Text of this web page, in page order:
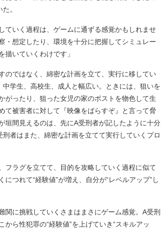
。
ていく過程は、ゲームに通ずる感覚かもしれませ
・想定したり、環境を十分に把握してシミュレー
描いていくわけです」
ではなく、綿密な計画を立て、実行に移してい
、中学生、高校生、成人と幅広い。ときには、狙いを
がったり、狙った女児の家のポストを物色して生
て被害者に対して『映像をばらすぞ』と言って脅
垣間見えるのは、先にA受刑者が記したように十分
者はまた、綿密な計画を立てて実行していくプロ
フラグを立てて、目的を攻略していく過程に似て
つれて“経験値”が増え、自分が“レベルアップ”し
に挑戦していくさまはまさにゲーム感覚。A受刑
ら性犯罪の“経験値”を上げていき“スキルアッ